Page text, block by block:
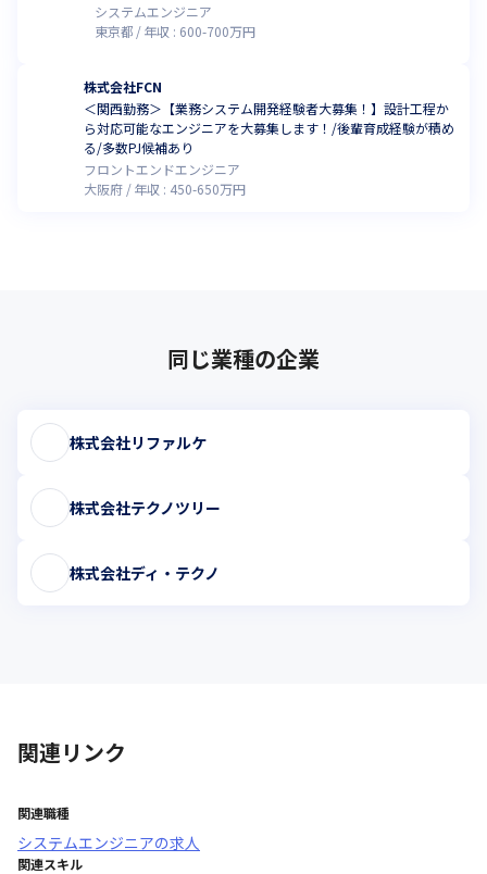
システムエンジニア
東京都
年収 : 600-700万円
株式会社FCN
＜関西勤務＞【業務システム開発経験者大募集！】設計工程か
ら対応可能なエンジニアを大募集します！/後輩育成経験が積め
る/多数PJ候補あり
フロントエンドエンジニア
大阪府
年収 : 450-650万円
同じ業種の企業
株式会社リファルケ
株式会社テクノツリー
株式会社ディ・テクノ
関連リンク
関連職種
システムエンジニアの求人
関連スキル